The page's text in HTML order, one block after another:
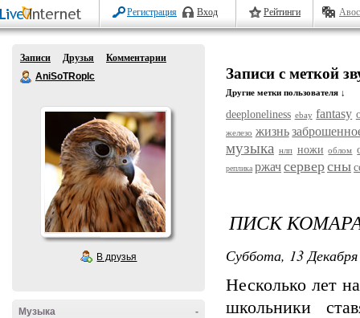
Регистрация Вход Рейтинги
Записи Друзья
Комментарии
AniSoTRopIc
В друзья
-
Музыка
Записи с меткой
Другие метки пользователя ↓
deeploneliness ebay fantasy
железо жизнь
музыка нлп ножи облом
реплика ржачсерверсны
ПИСК
Суббота, 13
Несколько лет
школьники